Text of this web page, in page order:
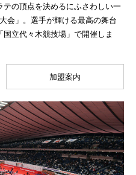
の頂点を決めるにふさわしい一
会」。選手が輝ける最高の舞台
立代々木競技場」で開催しま
加盟案内